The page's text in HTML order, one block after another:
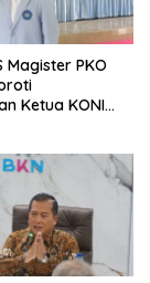
Magister PKO
Ketua KONI
Sesaat